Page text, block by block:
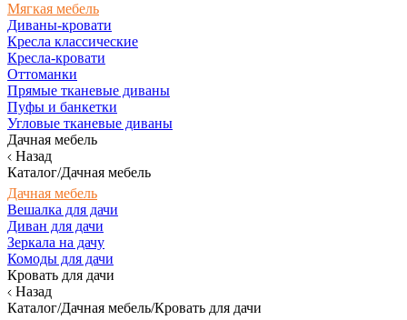
Мягкая мебель
Диваны-кровати
Кресла классические
Кресла-кровати
Оттоманки
Прямые тканевые диваны
Пуфы и банкетки
Угловые тканевые диваны
Дачная мебель
Назад
Каталог/Дачная мебель
Дачная мебель
Вешалка для дачи
Диван для дачи
Зеркала на дачу
Комоды для дачи
Кровать для дачи
Назад
Каталог/Дачная мебель/Кровать для дачи